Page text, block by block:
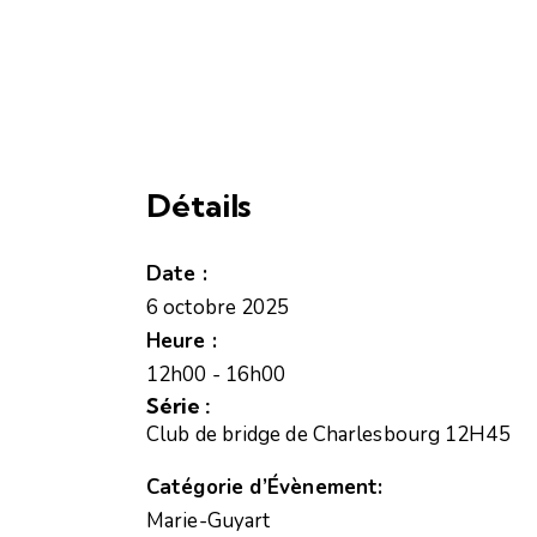
Détails
Date :
6 octobre 2025
Heure :
12h00 - 16h00
Série :
Club de bridge de Charlesbourg 12H45
Catégorie d’Évènement:
Marie-Guyart